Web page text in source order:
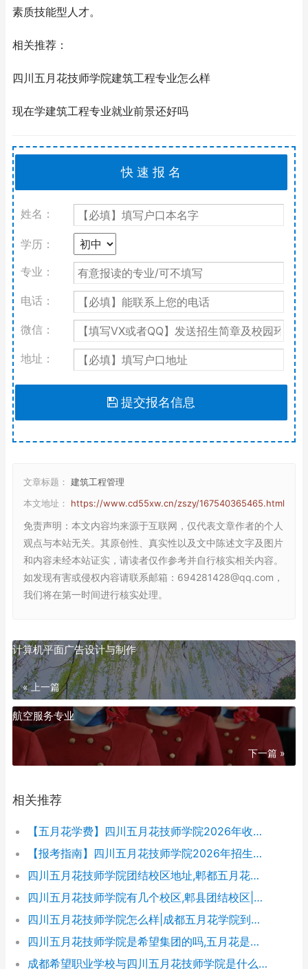
素质技能型人才。
相关推荐：
四川五月花技师学院建筑工程专业怎么样
现在学建筑工程专业就业前景还好吗
姓名：
学历：
专业：
电话：
微信：
地址：
提交报名信息
文章标题： 建筑工程管理
本文地址： https://www.cd55xw.cn/zszy/167540365465.html
免责声明 ：本文内容均来源于互联网，仅代表文章作者的个人
观点与本站无关。其原创性、真实性以及文中陈述文字及图片
和内容未经本站证实，请读者仅作参考并自行核实相关内容。
如发现有害或侵权内容请联系邮箱：694281428@qq.com，
我们将在第一时间进行核实处理。
计算机平面广告设计与制作
« 上一篇
航空服务专业
下一篇 »
相关推荐
【五月花学费】四川五月花技师学院2026年收费标准及招生专业
【报考指南】四川五月花技师学院2026年招生简章及学费表
四川五月花技师学院团结校区地址,郫都五月花校园环境好不好
四川五月花技师学院有几个校区,郫县团结校区|金堂校区|康定分校
四川五月花技师学院怎么样|成都五月花学院到底好不好
四川五月花技师学院是希望集团的吗,五月花是哪个集团的
成都希望职业学校与四川五月花技师学院是什么关系